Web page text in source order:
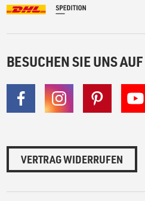
BESUCHEN SIE UNS AUF
VERTRAG WIDERRUFEN